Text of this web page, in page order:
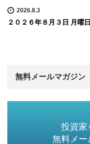
2026.8.3
２０２６年８月３日 月曜日
無料メールマガジン
投資家
無料メー